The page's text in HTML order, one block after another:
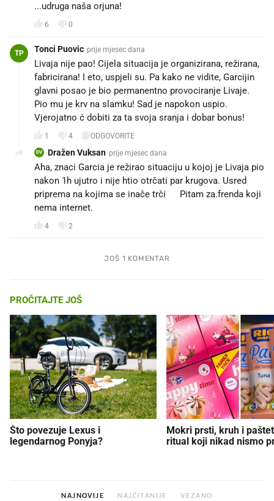
...udruga naša orjuna!
6 0
TP Tonci Puovic prije mjesec dana
Livaja nije pao! Cijela situacija je organizirana, režirana,
fabricirana! I eto, uspjeli su. Pa kako ne vidite, Garcijin
glavni posao je bio permanentno provociranje Livaje.
Pio mu je krv na slamku! Sad je napokon uspio.
Vjerojatno ć dobiti za ta svoja sranja i dobar bonus!
1 4 ODGOVORITE
DV Dražen Vuksan prije mjesec dana
Aha, znaci Garcia je režirao situaciju u kojoj je Livaja pio
nakon 1h ujutro i nije htio otrčati par krugova. Usred
priprema na kojima se inače trči😀 Pitam za.frenda koji
nema internet.
4 2
JOŠ 1 KOMENTAR
PROČITAJTE JOŠ
Što povezuje Lexus i
legendarnog Ponyja?
Mokri prsti, kruh i
ritual koji nikad nismo
NAJNOVIJE NAJČITANIJE VEZANO